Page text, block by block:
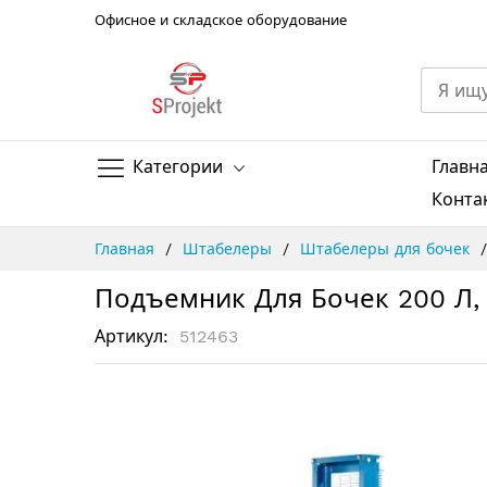
Офисное и складское оборудование
Категории
Главная Штабелеры Штабелеры для бочек
Подъемник Для Бочек 200 Л,
Артикул 512463